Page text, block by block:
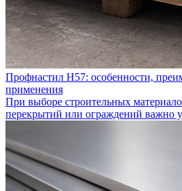
Профнастил Н57: особенности,
применения
При выборе строительных
перекрытий или ограждений важно